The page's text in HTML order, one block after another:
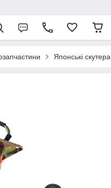
Японські скутера